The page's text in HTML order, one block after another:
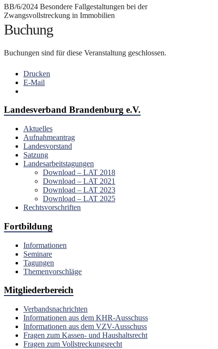
BB/6/2024 Besondere Fallgestaltungen bei der
Zwangsvollstreckung in Immobilien
Buchung
Buchungen sind für diese Veranstaltung geschlossen.
Drucken
E-Mail
Landesverband Brandenburg e.V.
Aktuelles
Aufnahmeantrag
Landesvorstand
Satzung
Landesarbeitstagungen
Download – LAT 2018
Download – LAT 2021
Download – LAT 2023
Download – LAT 2025
Rechtsvorschriften
Fortbildung
Informationen
Seminare
Tagungen
Themenvorschläge
Mitgliederbereich
Verbandsnachrichten
Informationen aus dem KHR-Ausschuss
Informationen aus dem VZV-Ausschuss
Fragen zum Kassen- und Haushaltsrecht
Fragen zum Vollstreckungsrecht